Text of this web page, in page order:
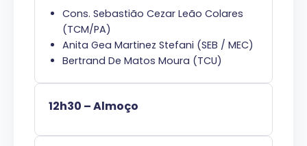
Cons. Sebastião Cezar Leão Colares
(TCM/PA)
Anita Gea Martinez Stefani (SEB / MEC)
Bertrand De Matos Moura (TCU)
12h30 – Almoço